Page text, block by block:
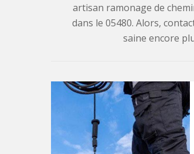
artisan ramonage de
dans le 05480. Alors,
saine encore